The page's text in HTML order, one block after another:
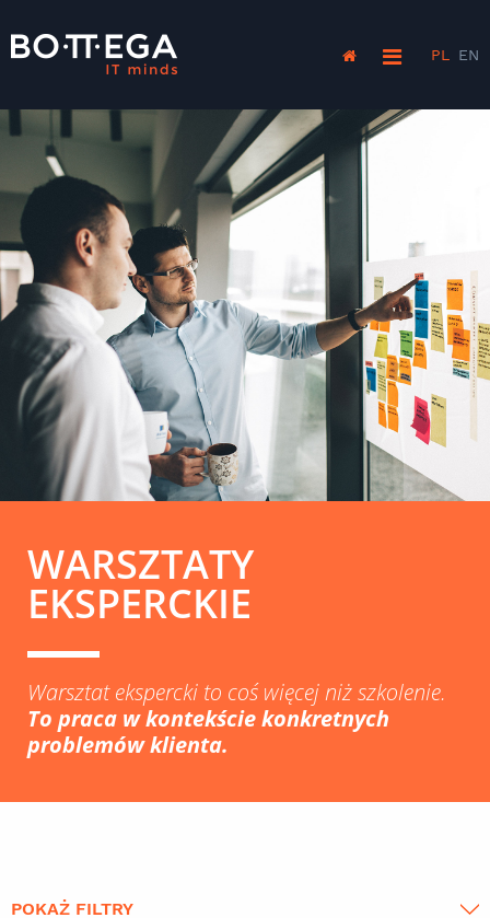
PL EN
WARSZTATY
EKSPERCKIE
Warsztat ekspercki to coś więcej niż szkolenie.
To praca w kontekście konkretnych
problemów klienta.
POKAŻ FILTRY